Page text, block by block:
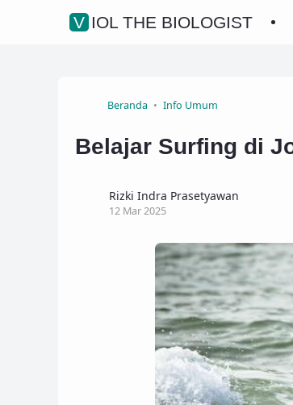
VIOL THE BIOLOGIST
Beranda Info Umum
Belajar Surfing di
Rizki Indra Prasetyawan
12 Mar 2025